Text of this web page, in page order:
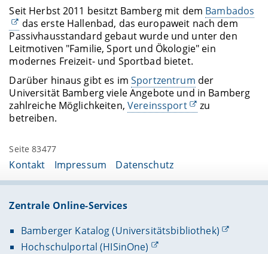
Seit Herbst 2011 besitzt Bamberg mit dem Bambados
das erste Hallenbad, das europaweit nach dem
Passivhausstandard gebaut wurde und unter den
Leitmotiven "Familie, Sport und Ökologie" ein
modernes Freizeit- und Sportbad bietet.
Darüber hinaus gibt es imSportzentrum der
Universität Bamberg viele Angebote und in Bamberg
zahlreiche Möglichkeiten,Vereinssport
zu
betreiben.
Seite 83477
Kontakt Impressum Datenschutz
Zentrale Online-Services
Bamberger Katalog (Universitätsbibliothek)
Hochschulportal (HISinOne)